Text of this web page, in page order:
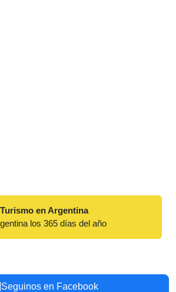
Turismo en Argentina
los 365 días del año
Seguinos en Facebook